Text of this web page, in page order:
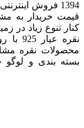
1394 فروش
قیمت خریدار به
کنار تنوع زیاد در
نقره
محصولات نقره
بسته بندی و